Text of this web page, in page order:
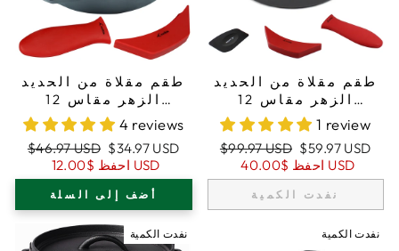
طقم مقلاة من الحديد
الزهر مقاس 12
بوصة/30,5 سم، مقلاة
للقلي، حوامل مقابض
من السيليكون
4 reviews
السعر
العادي
$46.97 USD سعر
البيع
$34.97 USD
احفظ $12.00 USD
أضف إلى السلة
طقم مقلاة من الحديد
الزهر مقاس 12
بوصة/30,5 سم
(عميقة جدًا)، حوامل
مقابض من السيليكون،
غطاء زجاجي، مكشطة
1 review
السعر
العادي
$99.97 USD سعر
البيع
$59.97 USD
احفظ $40.00 USD
نفدت الكمية
نفدت الكمية نفدت الكمية